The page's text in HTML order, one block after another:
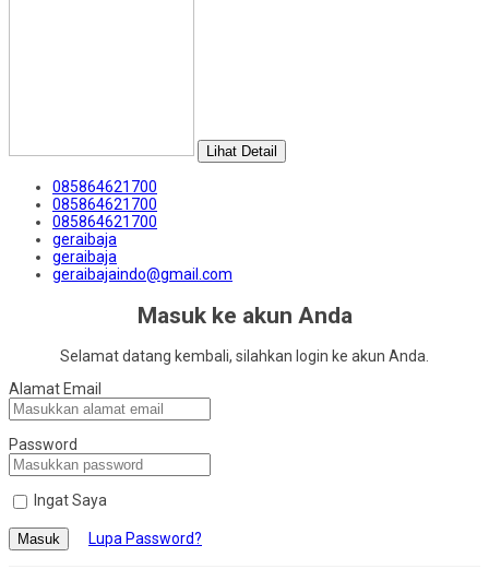
Lihat Detail
085864621700
085864621700
085864621700
geraibaja
geraibaja
geraibajaindo@gmail.com
Masuk ke akun Anda
Selamat datang kembali, silahkan login ke akun Anda.
Alamat Email
Password
Ingat Saya
Masuk Lupa Password?